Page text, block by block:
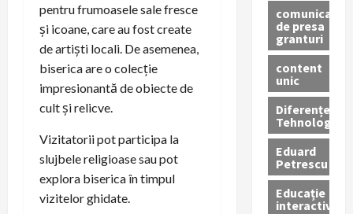
pentru frumoasele sale fresce
și icoane, care au fost create
de artiști locali. De asemenea,
biserica are o colecție
impresionantă de obiecte de
cult și relicve.
Vizitatorii pot participa la
slujbele religioase sau pot
explora biserica în timpul
vizitelor ghidate.
comunicate
de presa
granturi
content
unic
Diferențe
Tehnologice
Eduard
Petrescu
Educație
interactivă